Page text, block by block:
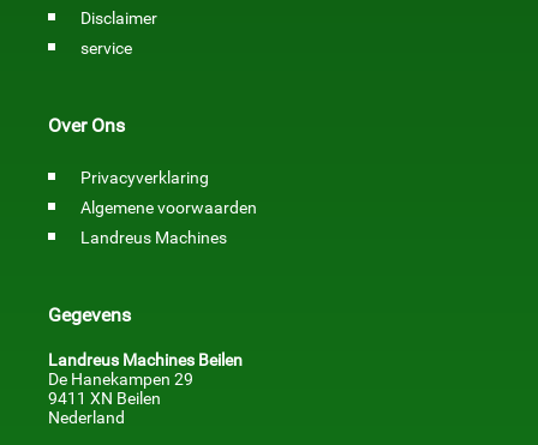
Disclaimer
service
Over Ons
Privacyverklaring
Algemene voorwaarden
Landreus Machines
Gegevens
Landreus Machines Beilen
De Hanekampen 29
9411 XN Beilen
Nederland